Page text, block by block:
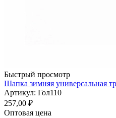
Быстрый просмотр
Шапка зимняя универсальная
Артикул: Гол110
257,00 ₽
Оптовая цена